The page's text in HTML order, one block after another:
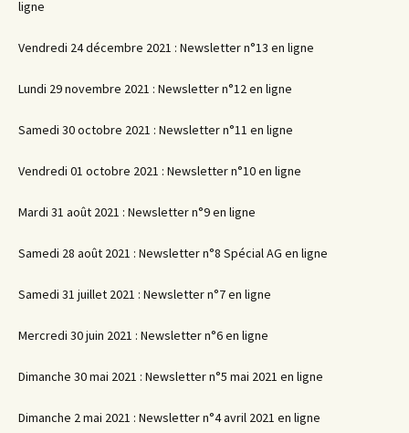
ligne
Vendredi 24 décembre 2021 : Newsletter n°13 en ligne
Lundi 29 novembre 2021 : Newsletter n°12 en ligne
Samedi 30 octobre 2021 : Newsletter n°11 en ligne
Vendredi 01 octobre 2021 : Newsletter n°10 en ligne
Mardi 31 août 2021 : Newsletter n°9 en ligne
Samedi 28 août 2021 : Newsletter n°8 Spécial AG en ligne
Samedi 31 juillet 2021 : Newsletter n°7 en ligne
Mercredi 30 juin 2021 : Newsletter n°6 en ligne
Dimanche 30 mai 2021 : Newsletter n°5 mai 2021 en ligne
Dimanche 2 mai 2021 : Newsletter n°4 avril 2021 en ligne